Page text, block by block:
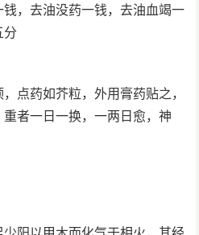
，去油没药一钱，去油血竭一
分
点药如芥粒，外用膏药贴之，
者一日一换，一两日愈，神